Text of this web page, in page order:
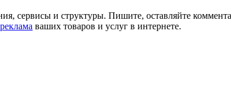
сервисы и структуры. Пишите, оставляйте
ваших товаров и услуг в интернете.